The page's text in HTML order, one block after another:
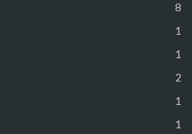
8
1
1
2
1
1